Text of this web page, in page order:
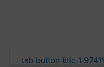
tab-button-title-1-97411